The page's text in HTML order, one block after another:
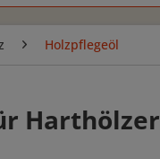
Holzpflegeöl
Harthölzer